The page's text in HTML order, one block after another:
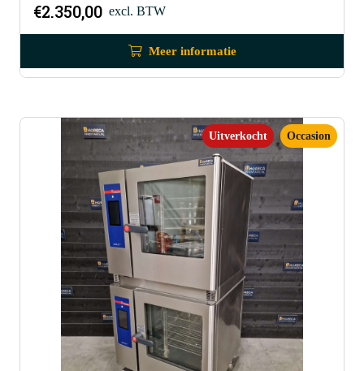
€2.350,00 excl. BTW
Meer informatie
Uitverkocht Occasion